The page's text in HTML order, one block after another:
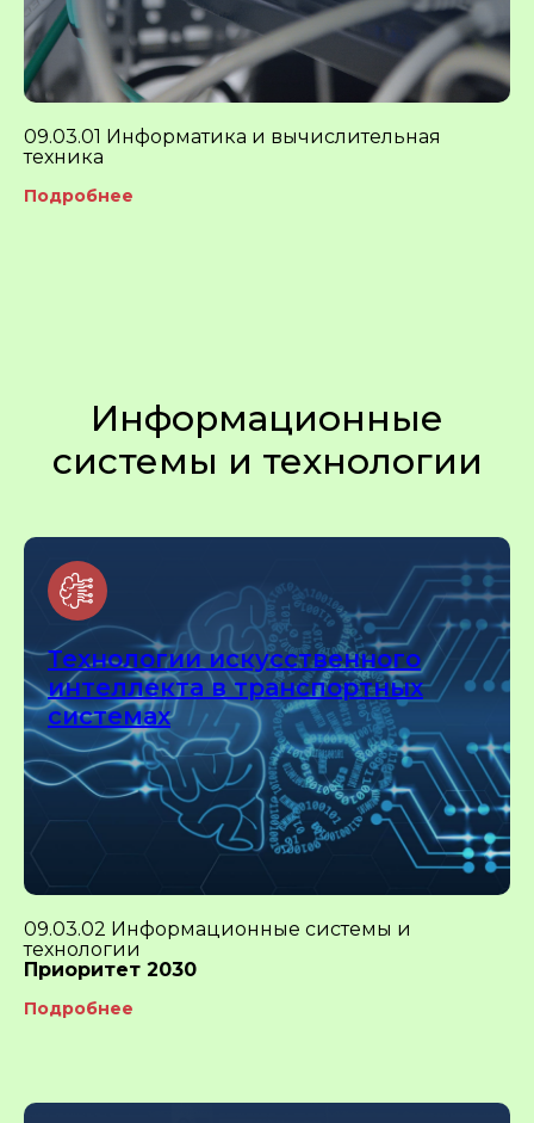
09.03.01 Информатика и вычислительная
техника
Подробнее
Информационные
системы и технологии
Технологии искусственного
интеллекта в транспортных
системах
09.03.02 Информационные системы и
технологии
Приоритет 2030
Подробнее